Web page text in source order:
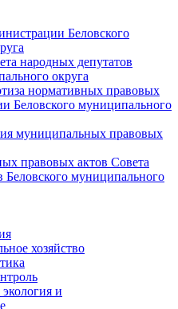
Беловского
народных депутатов
округа
нормативных правовых
Беловского муниципального
муниципальных правовых
правовых актов Совета
Беловского муниципального
хозяйство
экология и